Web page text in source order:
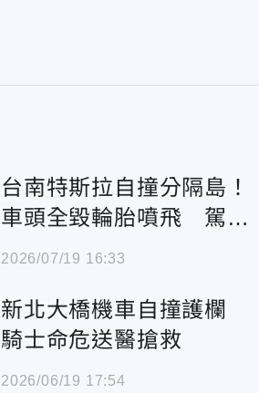
台南特斯拉自撞分隔島！
車頭全毀輪胎噴飛 駕駛
幸無傷
2026/07/19 16:33
新北大橋機車自撞護欄
騎士命危送醫搶救
2026/06/19 17:54